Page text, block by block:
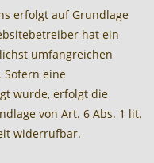
erfolgt auf Grundlage
hat ein
umfangreichen
Sofern eine
wurde, erfolgt die
von Art. 6 Abs. 1 lit.
widerrufbar.